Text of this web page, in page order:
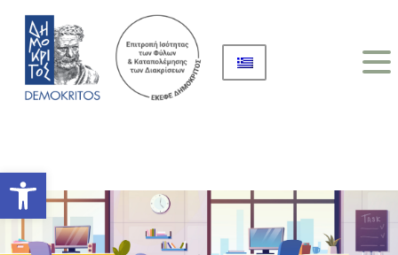
Open toolbar